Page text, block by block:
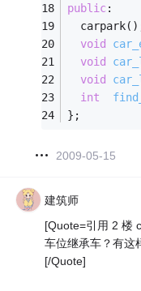
public:
void
void
void
int
};
2009-05-15
建筑师
[Quote=引用 2 楼
车位继承车？有这
[/Quote]